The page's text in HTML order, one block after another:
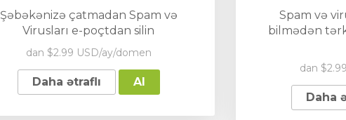
Şəbəkənizə çatmadan Spam və
Virusları e-poçtdan silin
dan $2.99 USD/ay/domen
Daha ətraflı Al
Spam və
bilmədən tərk
dan
Daha